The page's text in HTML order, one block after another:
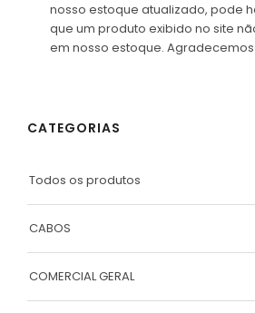
nosso estoque atualizado, pode
que um produto exibido no site
em nosso estoque.
CATEGORIAS
Todos os produtos
CABOS
COMERCIAL GERAL